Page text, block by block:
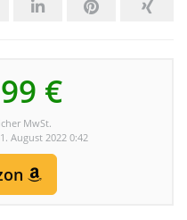
€
MwSt.
August 2022 0:42